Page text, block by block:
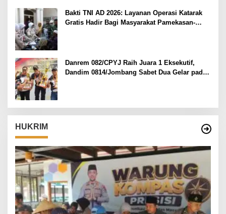
Bakti TNI AD 2026: Layanan Operasi Katarak
Gratis Hadir Bagi Masyarakat Pamekasan-
Danrem 082/CPYJ Raih Juara 1 Eksekutif,
Dandim 0814/Jombang Sabet Dua Gelar pada
HUKRIM